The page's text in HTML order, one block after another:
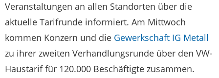
Veranstaltungen an allen Standorten über die
aktuelle Tarifrunde informiert. Am Mittwoch
kommen Konzern und die Gewerkschaft IG Metall
zu ihrer zweiten Verhandlungsrunde über den VW-
Haustarif für 120.000 Beschäftigte zusammen.